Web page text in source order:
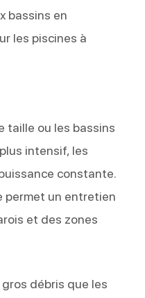
bassins en
les piscines à
taille ou les bassins
intensif, les
constante.
permet un entretien
et des zones
débris que les